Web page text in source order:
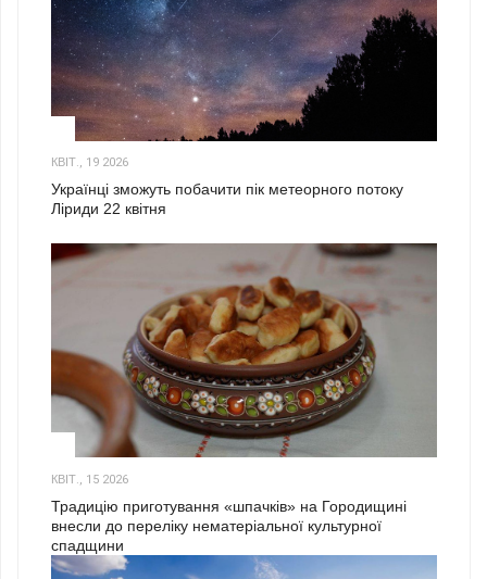
КВІТ., 19 2026
Українці зможуть побачити пік метеорного потоку
Ліриди 22 квітня
КВІТ., 15 2026
Традицію приготування «шпачків» на Городищині
внесли до переліку нематеріальної культурної
спадщини